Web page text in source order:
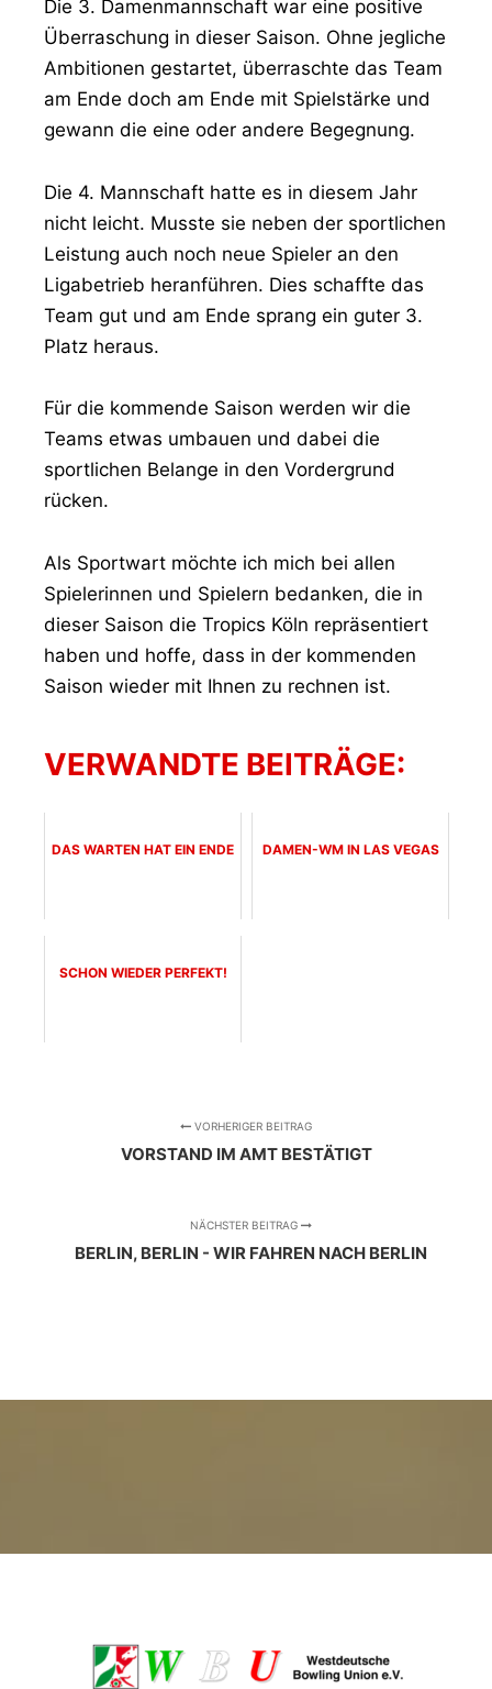
Die 3. Damenmannschaft war eine positive
Überraschung in dieser Saison. Ohne jegliche
Ambitionen gestartet, überraschte das Team
am Ende doch am Ende mit Spielstärke und
gewann die eine oder andere Begegnung.
Die 4. Mannschaft hatte es in diesem Jahr
nicht leicht. Musste sie neben der sportlichen
Leistung auch noch neue Spieler an den
Ligabetrieb heranführen. Dies schaffte das
Team gut und am Ende sprang ein guter 3.
Platz heraus.
Für die kommende Saison werden wir die
Teams etwas umbauen und dabei die
sportlichen Belange in den Vordergrund
rücken.
Als Sportwart möchte ich mich bei allen
Spielerinnen und Spielern bedanken, die in
dieser Saison die Tropics Köln repräsentiert
haben und hoffe, dass in der kommenden
Saison wieder mit Ihnen zu rechnen ist.
VERWANDTE BEITRÄGE:
DAS WARTEN HAT EIN ENDE DAMEN-WM IN LAS VEGAS
SCHON WIEDER PERFEKT!
VORHERIGER BEITRAG
VORSTAND IM AMT BESTÄTIGT
NÄCHSTER BEITRAG
BERLIN, BERLIN - WIR FAHREN NACH BERLIN